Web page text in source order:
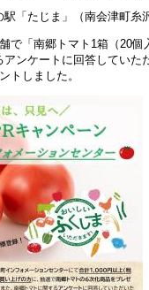
たじま」（南会津町糸沢
で「南郷トマト1箱（20個
アンケートに回答していた
トしました。